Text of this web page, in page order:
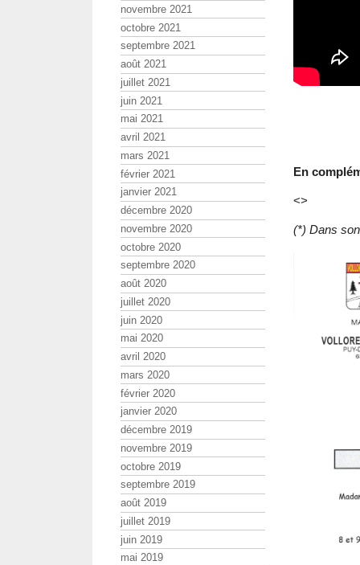
En
<>
(*) Dans
novembre 2021
octobre 2021
septembre 2021
août 2021
juillet 2021
juin 2021
mai 2021
avril 2021
mars 2021
février 2021
janvier 2021
décembre 2020
novembre 2020
octobre 2020
septembre 2020
août 2020
juillet 2020
juin 2020
mai 2020
avril 2020
mars 2020
février 2020
janvier 2020
décembre 2019
novembre 2019
octobre 2019
septembre 2019
août 2019
juillet 2019
juin 2019
mai 2019